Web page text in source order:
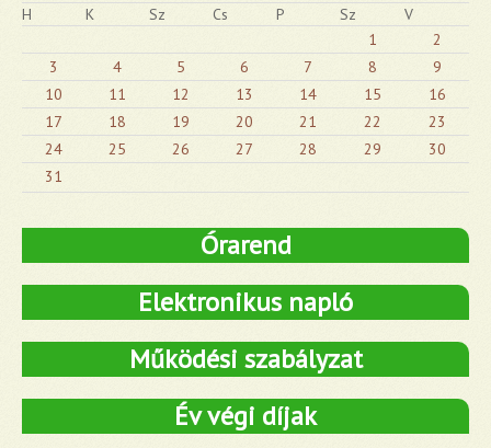
H
K Sz Cs P Sz
V
1
2
3
4 5 6 7 8
9
10
11 12 13 14 15
16
17
18 19 20 21 22
23
24
25 26 27 28 29
30
31
Órarend
Elektronikus napló
Működési szabályzat
Év végi díjak